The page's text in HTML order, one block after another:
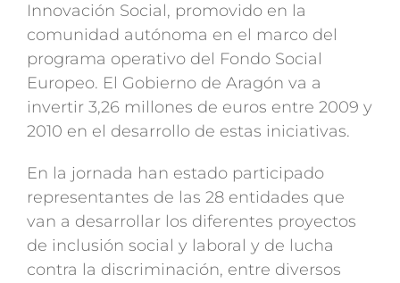
Innovación Social, promovido en la
comunidad autónoma en el marco del
programa operativo del Fondo Social
Europeo. El Gobierno de Aragón va a
invertir 3,26 millones de euros entre 2009 y
2010 en el desarrollo de estas iniciativas.
En la jornada han estado participado
representantes de las 28 entidades que
van a desarrollar los diferentes proyectos
de inclusión social y laboral y de lucha
contra la discriminación, entre diversos